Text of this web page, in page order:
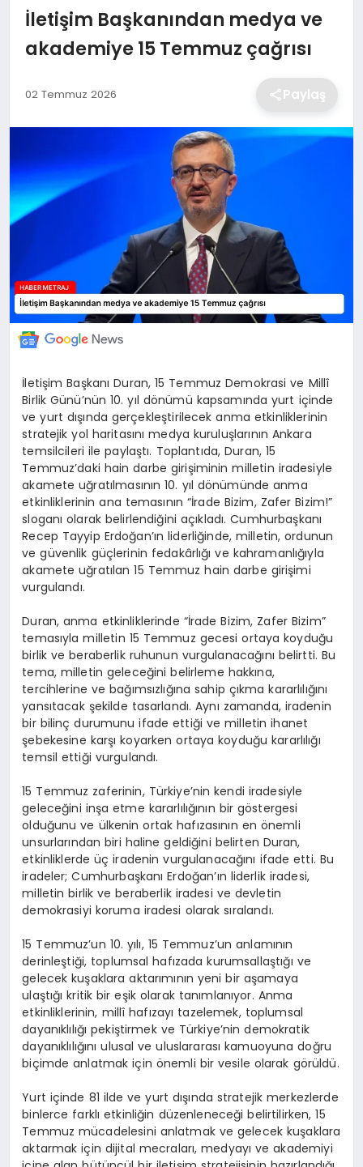
DÜNYA
SİYASET
MAGAZİN
TEKNOLOJİ
EĞİTİM
İletişim Başkanından medya ve
akademiye 15 Temmuz çağrısı
02 Temmuz 2026 Paylaş
İletişim Başkanı Duran, 15 Temmuz Demokrasi ve Millî
Birlik Günü’nün 10. yıl dönümü kapsamında yurt içinde
ve yurt dışında gerçekleştirilecek anma etkinliklerinin
stratejik yol haritasını medya kuruluşlarının Ankara
temsilcileri ile paylaştı. Toplantıda, Duran, 15
Temmuz’daki hain darbe girişiminin milletin iradesiyle
akamete uğratılmasının 10. yıl dönümünde anma
etkinliklerinin ana temasının “İrade Bizim, Zafer Bizim!”
sloganı olarak belirlendiğini açıkladı. Cumhurbaşkanı
Recep Tayyip Erdoğan’ın liderliğinde, milletin, ordunun
ve güvenlik güçlerinin fedakârlığı ve kahramanlığıyla
akamete uğratılan 15 Temmuz hain darbe girişimi
vurgulandı.
Duran, anma etkinliklerinde “İrade Bizim, Zafer Bizim”
temasıyla milletin 15 Temmuz gecesi ortaya koyduğu
birlik ve beraberlik ruhunun vurgulanacağını belirtti. Bu
tema, milletin geleceğini belirleme hakkına,
tercihlerine ve bağımsızlığına sahip çıkma kararlılığını
yansıtacak şekilde tasarlandı. Aynı zamanda, iradenin
bir bilinç durumunu ifade ettiği ve milletin ihanet
şebekesine karşı koyarken ortaya koyduğu kararlılığı
temsil ettiği vurgulandı.
15 Temmuz zaferinin, Türkiye’nin kendi iradesiyle
geleceğini inşa etme kararlılığının bir göstergesi
olduğunu ve ülkenin ortak hafızasının en önemli
unsurlarından biri haline geldiğini belirten Duran,
etkinliklerde üç iradenin vurgulanacağını ifade etti. Bu
iradeler; Cumhurbaşkanı Erdoğan’ın liderlik iradesi,
milletin birlik ve beraberlik iradesi ve devletin
demokrasiyi koruma iradesi olarak sıralandı.
15 Temmuz’un 10. yılı, 15 Temmuz’un anlamının
derinleştiği, toplumsal hafızada kurumsallaştığı ve
gelecek kuşaklara aktarımının yeni bir aşamaya
ulaştığı kritik bir eşik olarak tanımlanıyor. Anma
etkinliklerinin, millî hafızayı tazelemek, toplumsal
dayanıklılığı pekiştirmek ve Türkiye’nin demokratik
dayanıklılığını ulusal ve uluslararası kamuoyuna doğru
biçimde anlatmak için önemli bir vesile olarak görüldü.
Yurt içinde 81 ilde ve yurt dışında stratejik merkezlerde
binlerce farklı etkinliğin düzenleneceği belirtilirken, 15
Temmuz mücadelesini anlatmak ve gelecek kuşaklara
aktarmak için dijital mecraları, medyayı ve akademiyi